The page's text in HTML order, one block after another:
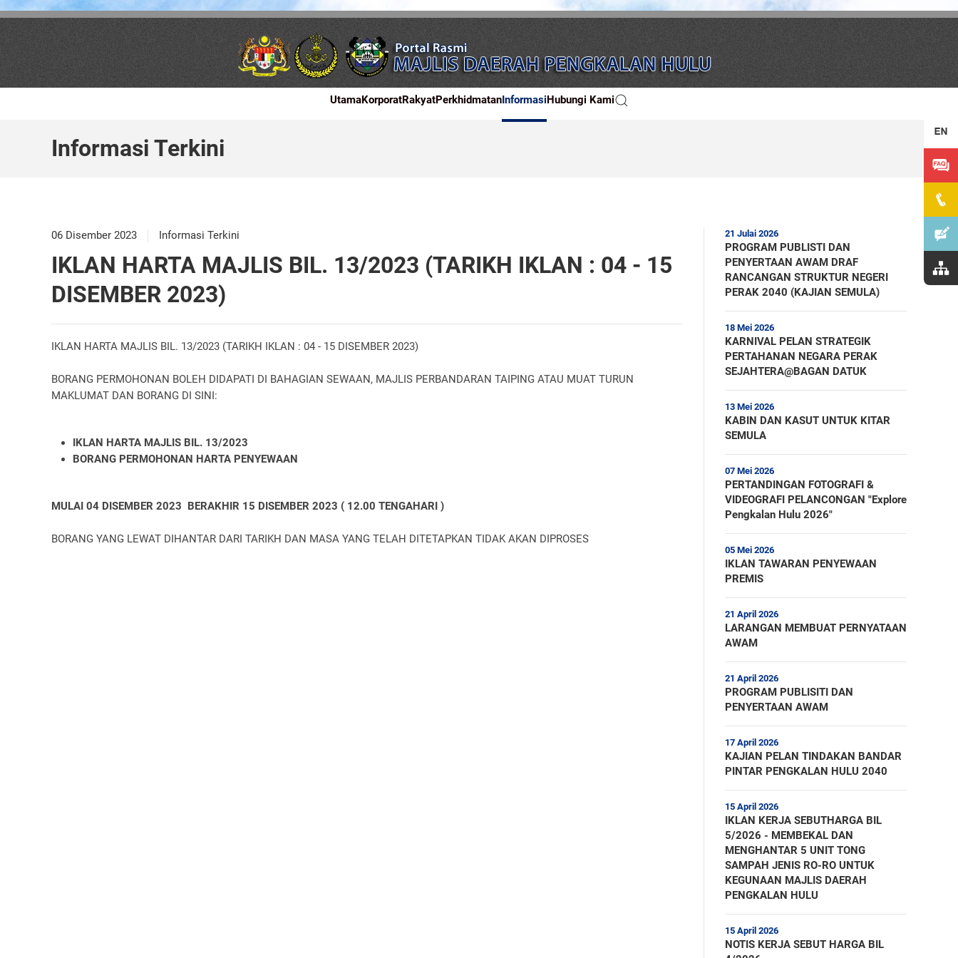
UtamaKorporatRakyatPerkhidmatanInformasiHubungi Kami
Informasi Terkini
06 Disember 2023 Informasi Terkini
IKLAN HARTA MAJLIS BIL. 13/2023 (TARIKH IKLAN : 04 - 15
DISEMBER 2023)
IKLAN HARTA MAJLIS BIL. 13/2023 (TARIKH IKLAN : 04 - 15 DISEMBER 2023)
BORANG PERMOHONAN BOLEH DIDAPATI DI BAHAGIAN SEWAAN, MAJLIS PERBANDARAN TAIPING ATAU MUAT TURUN
MAKLUMAT DAN BORANG DI SINI:
IKLAN HARTA MAJLIS BIL. 13/2023
BORANG PERMOHONAN HARTA PENYEWAAN
MULAI 04 DISEMBER 2023 BERAKHIR 15 DISEMBER 2023 ( 12.00 TENGAHARI )
BORANG YANG LEWAT DIHANTAR DARI TARIKH DAN MASA YANG TELAH DITETAPKAN TIDAK AKAN DIPROSES
21 Julai 2026
PROGRAM PUBLISTI DAN
PENYERTAAN AWAM DRAF
RANCANGAN STRUKTUR NEGERI
PERAK 2040 (KAJIAN SEMULA)
18 Mei 2026
KARNIVAL PELAN STRATEGIK
PERTAHANAN NEGARA PERAK
SEJAHTERA@BAGAN DATUK
13 Mei 2026
KABIN DAN KASUT UNTUK KITAR
SEMULA
07 Mei 2026
PERTANDINGAN FOTOGRAFI &
VIDEOGRAFI PELANCONGAN "Explore
Pengkalan Hulu 2026"
05 Mei 2026
IKLAN TAWARAN PENYEWAAN
PREMIS
21 April 2026
LARANGAN MEMBUAT PERNYATAAN
AWAM
21 April 2026
PROGRAM PUBLISITI DAN
PENYERTAAN AWAM
17 April 2026
KAJIAN PELAN TINDAKAN BANDAR
PINTAR PENGKALAN HULU 2040
15 April 2026
IKLAN KERJA SEBUTHARGA BIL
5/2026 - MEMBEKAL DAN
MENGHANTAR 5 UNIT TONG
SAMPAH JENIS RO-RO UNTUK
KEGUNAAN MAJLIS DAERAH
PENGKALAN HULU
15 April 2026
NOTIS KERJA SEBUT HARGA BIL